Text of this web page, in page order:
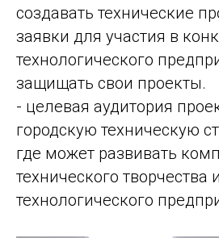
создавать технические
заявки для участия в
технологического
защищать свои проекты.
- целевая аудитория
городскую техническую
где может развивать
технического творчества и
технологического